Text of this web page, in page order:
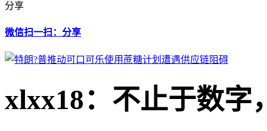
分享
微信扫一扫：分享
xlxx18：不止于数字